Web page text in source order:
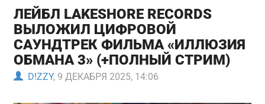
ЛЕЙБЛ LAKESHORE RECORDS
ВЫЛОЖИЛ ЦИФРОВОЙ
САУНДТРЕК ФИЛЬМА «ИЛЛЮЗИЯ
ОБМАНА 3» (+ПОЛНЫЙ СТРИМ)
D!ZZY, 9 ДЕКАБРЯ 2025, 14:06